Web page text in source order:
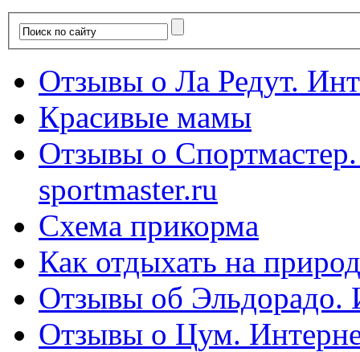
Отзывы о Ла Редут.
Красивые мамы
Отзывы о
sportmaster.ru
Схема прикорма
Как отдыхать на
Отзывы об Эльдорадо.
Отзывы о Цум.